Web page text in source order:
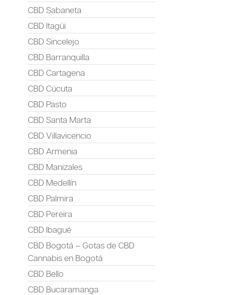
CBD Sabaneta
CBD Itagüi
CBD Sincelejo
CBD Barranquilla
CBD Cartagena
CBD Cúcuta
CBD Pasto
CBD Santa Marta
CBD Villavicencio
CBD Armenia
CBD Manizales
CBD Medellín
CBD Palmira
CBD Pereira
CBD Ibagué
CBD Bogotá – Gotas de CBD
Cannabis en Bogotá
CBD Bello
CBD Bucaramanga